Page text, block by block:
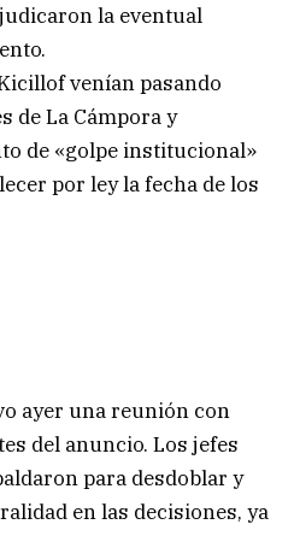
la eventual
venían pasando
de La Cámpora y
de «golpe institucional»
por ley la fecha de los
ayer una reunión con
del anuncio. Los jefes
para desdoblar y
en las decisiones, ya